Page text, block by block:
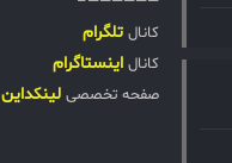
کانال تلگرام
کانال اینستاگرام
صفحه تخصصی لینکداین